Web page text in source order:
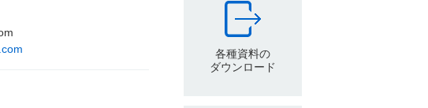
各種資料の
ダウンロード